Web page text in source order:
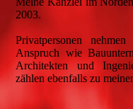
2003.
Privatpersonen
Anspruch wie
Architekten und
zählen ebenfalls zu